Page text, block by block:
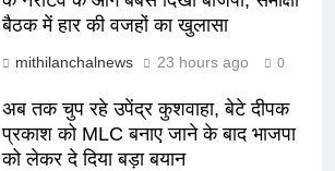
बैठक में हार की वजहों का खुलासा
mithilanchalnews 23 hours ago 0
अब तक चुप रहे उपेंद्र कुशवाहा, बेटे दीपक
प्रकाश को MLC बनाए जाने के बाद भाजपा
को लेकर दे दिया बड़ा बयान